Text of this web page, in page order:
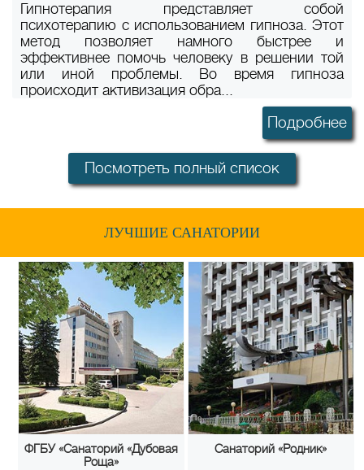
Гипнотерапия представляет собой
психотерапию с использованием гипноза. Этот
метод позволяет намного быстрее и
эффективнее помочь человеку в решении той
или иной проблемы. Во время гипноза
происходит активизация обра...
Подробнее
Посмотреть полный список
ЛУЧШИЕ САНАТОРИИ
ФГБУ «Санаторий «Дубовая
Роща»
Санаторий «Родник»